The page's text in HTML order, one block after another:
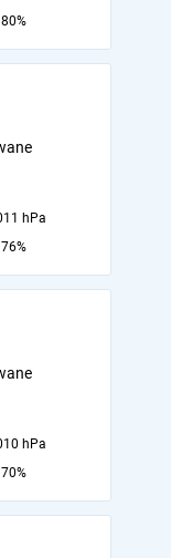
80%
hPa
76%
hPa
70%